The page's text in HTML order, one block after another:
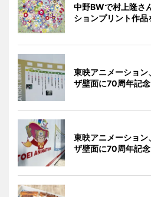
中野BWで村上隆さ
ションプリント作品
東映アニメーショ
ザ壁面に70周年記
東映アニメーショ
ザ壁面に70周年記